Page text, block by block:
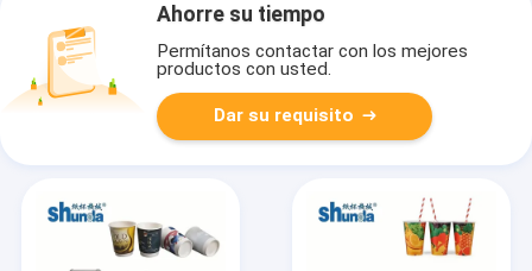
Ahorre su tiempo
Permítanos contactar con los mejores
productos con usted.
Dar su requisito